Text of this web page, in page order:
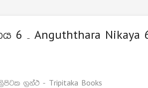
6 – Anguththara Nikaya
ග්‍රන්ථ - Tripitaka Books